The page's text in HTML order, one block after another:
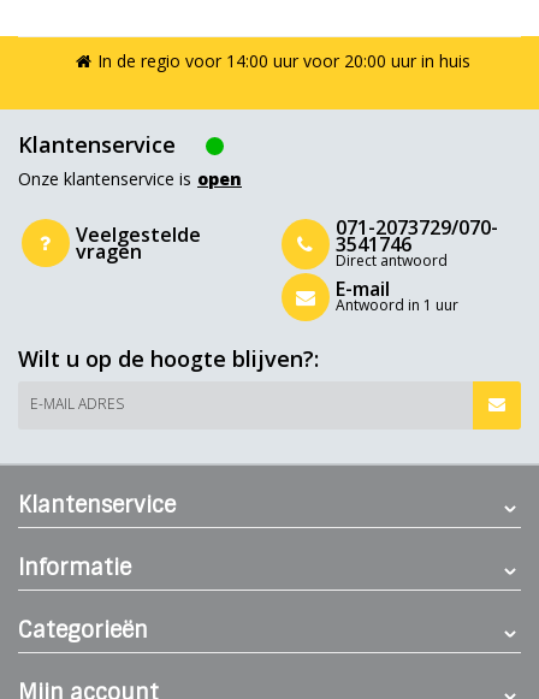
In de regio voor 14:00 uur voor 20:00 uur in huis
Klantenservice
Onze klantenservice is open
Veelgestelde
vragen
071-2073729/070-
3541746
Direct antwoord
E-mail
Antwoord in 1 uur
Wilt u op de hoogte blijven?:
E-MAIL ADRES
Klantenservice
Informatie
Categorieën
Mijn account